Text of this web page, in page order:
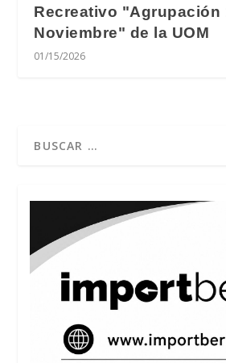
Recreativo "Agrupación
Noviembre" de la UOM
01/15/2026